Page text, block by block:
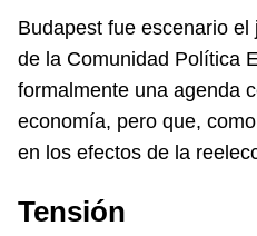
Budapest fue escenario
de la Comunidad Política
formalmente una agenda
economía, pero que,
en los efectos de la
Tensión